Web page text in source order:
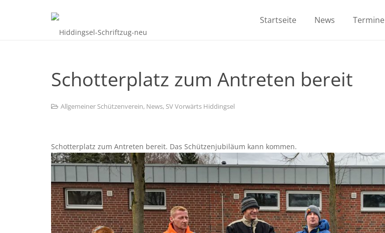
Startseite News Termine
Schotterplatz zum Antreten bereit
Allgemeiner Schützenverein, News, SV Vorwärts Hiddingsel
Schotterplatz zum Antreten bereit. Das Schützenjubiläum kann kommen.